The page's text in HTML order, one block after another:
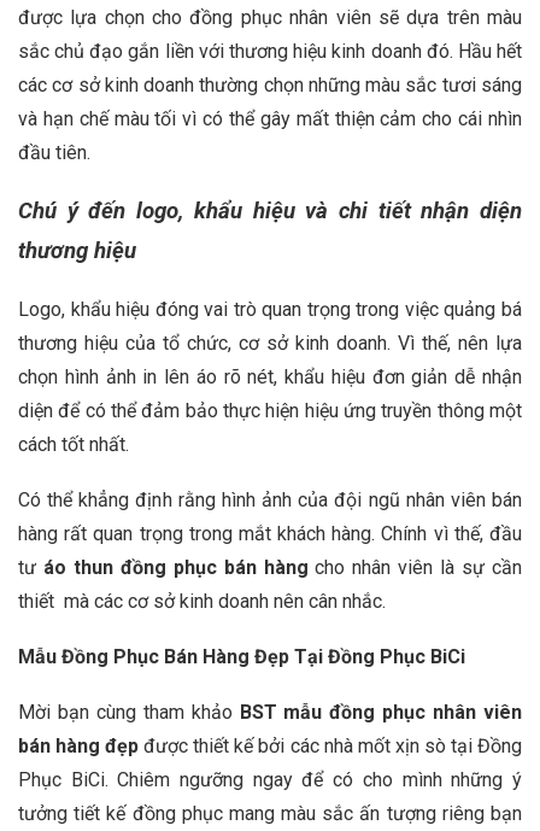
được lựa chọn cho đồng phục nhân viên sẽ dựa trên màu
sắc chủ đạo gắn liền với thương hiệu kinh doanh đó. Hầu hết
các cơ sở kinh doanh thường chọn những màu sắc tươi sáng
và hạn chế màu tối vì có thể gây mất thiện cảm cho cái nhìn
đầu tiên.
Chú ý đến logo, khẩu hiệu và chi tiết nhận diện
thương hiệu
Logo, khẩu hiệu đóng vai trò quan trọng trong việc quảng bá
thương hiệu của tổ chức, cơ sở kinh doanh. Vì thế, nên lựa
chọn hình ảnh in lên áo rõ nét, khẩu hiệu đơn giản dễ nhận
diện để có thể đảm bảo thực hiện hiệu ứng truyền thông một
cách tốt nhất.
Có thể khẳng định rằng hình ảnh của đội ngũ nhân viên bán
hàng rất quan trọng trong mắt khách hàng. Chính vì thế, đầu
tư áo thun đồng phục bán hàng cho nhân viên là sự cần
thiết mà các cơ sở kinh doanh nên cân nhắc.
Mẫu Đồng Phục Bán Hàng Đẹp Tại Đồng Phục BiCi
Mời bạn cùng tham khảo BST mẫu đồng phục nhân viên
bán hàng đẹp được thiết kế bởi các nhà mốt xịn sò tại Đồng
Phục BiCi. Chiêm ngưỡng ngay để có cho mình những ý
tưởng tiết kế đồng phục mang màu sắc ấn tượng riêng bạn